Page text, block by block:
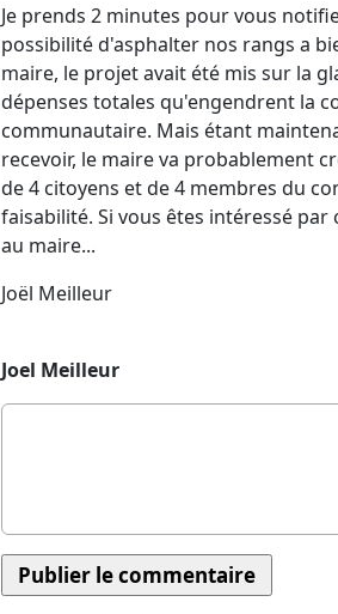
Je prends 2 minutes pour vous
possibilité d'asphalter nos rangs a
maire, le projet avait été mis sur la
dépenses totales qu'engendrent la
communautaire. Mais étant
recevoir, le maire va probablement
de 4 citoyens et de 4 membres du
faisabilité. Si vous êtes intéressé
au maire...
Joël Meilleur
Joel Meilleur